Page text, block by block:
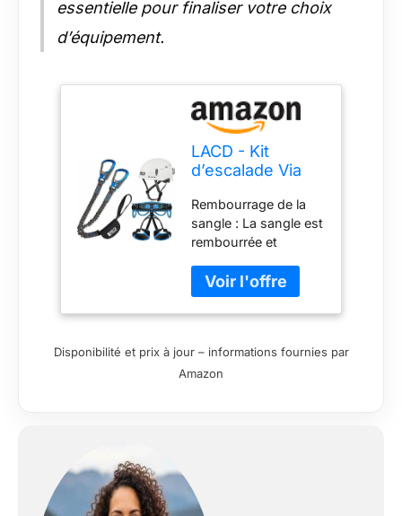
essentielle pour finaliser votre choix
d’équipement.
LACD - Kit
d’escalade Via
2.0 - Sangle
Start Protector
2.0 (M)
Rembourrage de la
sangle : La sangle est
rembourrée et
matériels. Convient
donc également pour
l'escalade. Par
rembourrage le rend
beaucoup plus
compatibles. UHMPE
: UHMPE est
Disponibilité et prix à jour – informations fournies par
Amazon